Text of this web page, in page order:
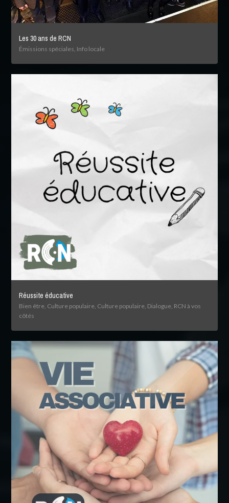
Les 30 ans de RCN
Émissions spéciales, Info locale
Réussite éducative
Bien être, Culture populaire, Culture populaire, Dialogue, RCN à vos
côtés